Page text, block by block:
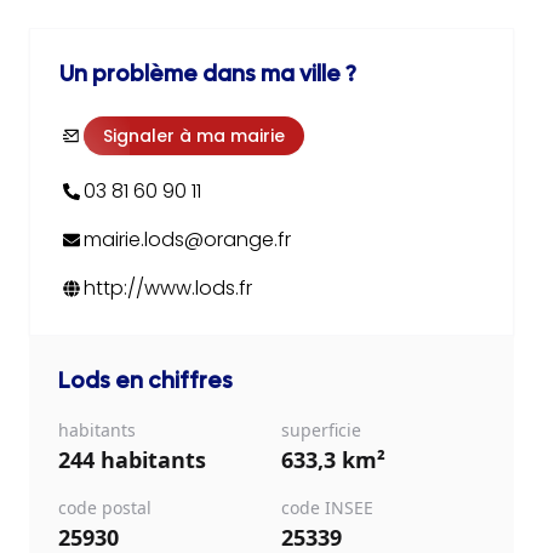
Un problème dans ma ville ?
Signaler à ma mairie
03 81 60 90 11
mairie.lods@orange.fr
http://www.lods.fr
Lods en chiffres
habitants
244 habitants
superficie
633,3 km²
code postal
25930
code INSEE
25339